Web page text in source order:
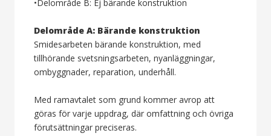
•Delområde B: Ej bärande konstruktion
Delområde A: Bärande konstruktion
Smidesarbeten bärande konstruktion, med
tillhörande svetsningsarbeten, nyanläggningar,
ombyggnader, reparation, underhåll.
Med ramavtalet som grund kommer avrop att
göras för varje uppdrag, där omfattning och övriga
förutsättningar preciseras.